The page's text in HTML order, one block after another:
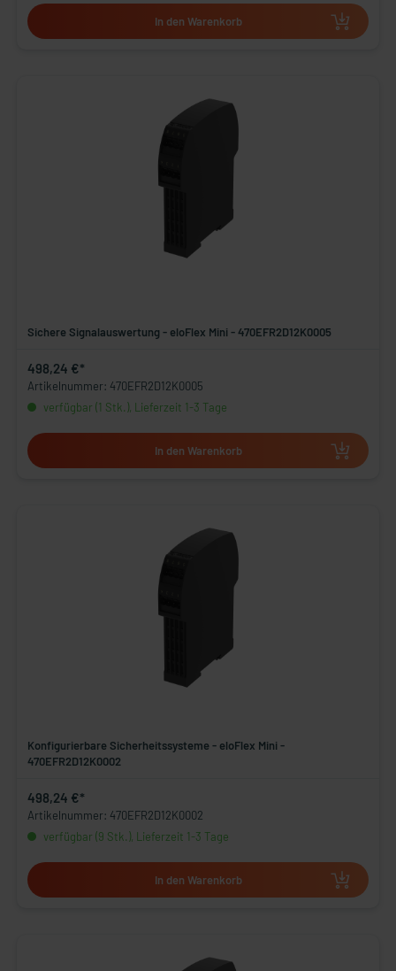
In den Warenkorb
Sichere Signalauswertung - eloFlex Mini - 470EFR2D12K0005
498,24 €*
Artikelnummer: 470EFR2D12K0005
verfügbar (1 Stk.), Lieferzeit 1-3 Tage
In den Warenkorb
Konfigurierbare Sicherheitssysteme - eloFlex Mini -
470EFR2D12K0002
498,24 €*
Artikelnummer: 470EFR2D12K0002
verfügbar (9 Stk.), Lieferzeit 1-3 Tage
In den Warenkorb